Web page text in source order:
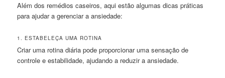
Além dos remédios caseiros, aqui estão algumas dicas práticas
para ajudar a gerenciar a ansiedade:
1. ESTABELEÇA UMA ROTINA
Criar uma rotina diária pode proporcionar uma sensação de
controle e estabilidade, ajudando a reduzir a ansiedade.